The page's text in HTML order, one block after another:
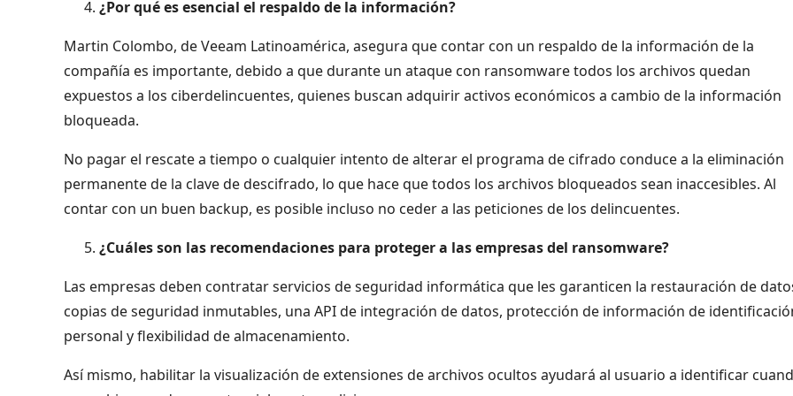
¿Por qué es esencial el respaldo de la información?
Martin Colombo, de Veeam Latinoamérica, asegura que contar con un respaldo de la información de la
compañía es importante, debido a que durante un ataque con ransomware todos los archivos quedan
expuestos a los ciberdelincuentes, quienes buscan adquirir activos económicos a cambio de la información
bloqueada.
No pagar el rescate a tiempo o cualquier intento de alterar el programa de cifrado conduce a la eliminación
permanente de la clave de descifrado, lo que hace que todos los archivos bloqueados sean inaccesibles. Al
contar con un buen backup, es posible incluso no ceder a las peticiones de los delincuentes.
¿Cuáles son las recomendaciones para proteger a las empresas del ransomware?
Las empresas deben contratar servicios de seguridad informática que les garanticen la restauración de
copias de seguridad inmutables, una API de integración de datos, protección de información de
personal y flexibilidad de almacenamiento.
Así mismo, habilitar la visualización de extensiones de archivos ocultos ayudará al usuario a identificar